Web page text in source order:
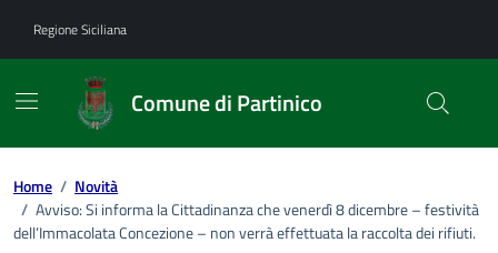
Regione Siciliana
Comune di Partinico
Home / Novità
/ Avviso: Si informa la Cittadinanza che venerdì 8 dicembre – festività
dell’Immacolata Concezione – non verrà effettuata la raccolta dei rifiuti.